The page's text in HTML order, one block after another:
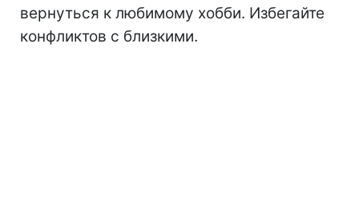
вернуться к любимому хобби. Избегайте
конфликтов с близкими.